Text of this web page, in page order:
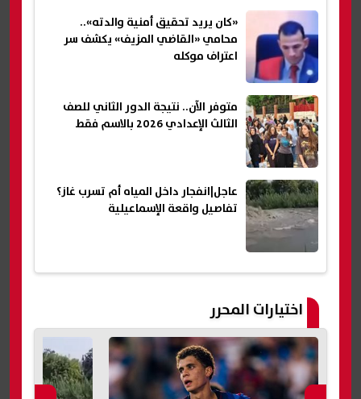
«كان يريد تحقيق أمنية والدته»..
محامي «القاضي المزيف» يكشف سر
اعتراف موكله
متوفر الآن.. نتيجة الدور الثاني للصف
الثالث الإعدادي 2026 بالاسم فقط
عاجل|انفجار داخل المياه أم تسرب غاز؟
تفاصيل واقعة الإسماعيلية
اختيارات المحرر